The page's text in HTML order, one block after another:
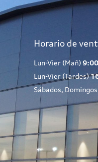
Horario de
Lun-Vier (Mañ)
Lun-Vier (Tardes)
Sábados,